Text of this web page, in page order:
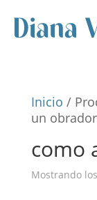
Inicio /
un
como
Mostrando